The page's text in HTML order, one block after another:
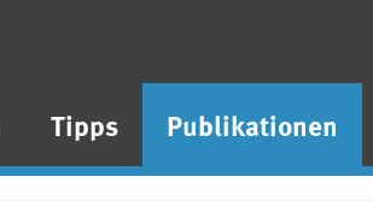
Tipps Publikationen